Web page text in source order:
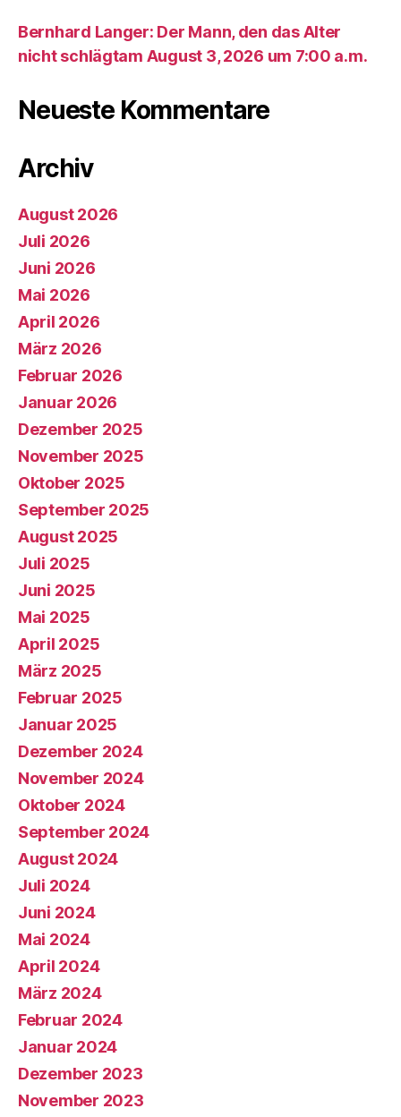
Bernhard Langer: Der Mann, den das Alter
nicht schlägtam August 3, 2026 um 7:00 a.m.
Neueste Kommentare
Archiv
August 2026
Juli 2026
Juni 2026
Mai 2026
April 2026
März 2026
Februar 2026
Januar 2026
Dezember 2025
November 2025
Oktober 2025
September 2025
August 2025
Juli 2025
Juni 2025
Mai 2025
April 2025
März 2025
Februar 2025
Januar 2025
Dezember 2024
November 2024
Oktober 2024
September 2024
August 2024
Juli 2024
Juni 2024
Mai 2024
April 2024
März 2024
Februar 2024
Januar 2024
Dezember 2023
November 2023